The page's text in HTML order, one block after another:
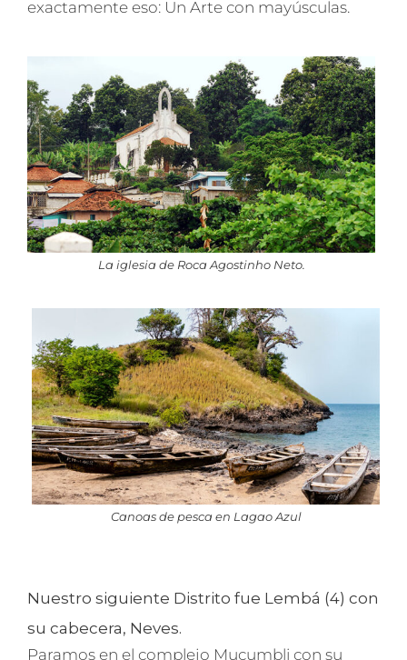
exactamente eso: Un Arte con mayúsculas.
La iglesia de Roca Agostinho Neto.
Canoas de pesca en Lagao Azul
Nuestro siguiente Distrito fue Lembá (4) con
su cabecera, Neves.
Paramos en el complejo Mucumbli con su